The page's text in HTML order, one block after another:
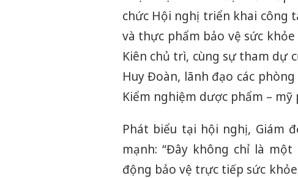
chức Hội nghị triển khai công
và thực phẩm bảo vệ sức
Kiên chủ trì, cùng sự tham dự
Huy Đoàn, lãnh đạo các
Kiểm nghiệm dược phẩm –
Phát biểu tại hội nghị, Giám
mạnh: “Đây không chỉ là
động bảo vệ trực tiếp sức